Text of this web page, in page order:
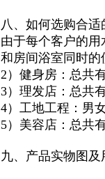
八、如何选购合适
由于每个客户的
和房间浴室同时的
2）健身房：总共
3）理发店：总共
4）工地工程：男
5）美容店：总共
九、产品实物图及